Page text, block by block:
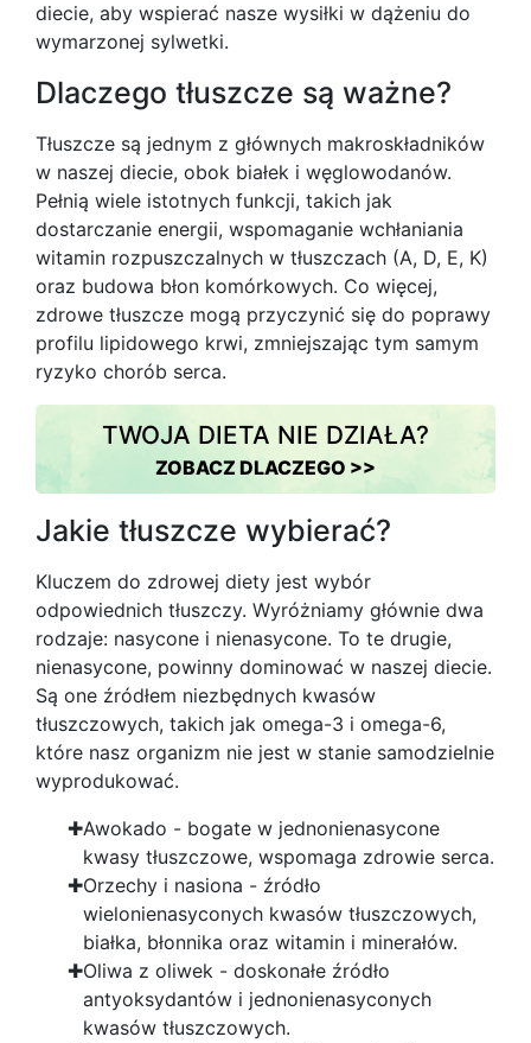
diecie, aby wspierać nasze wysiłki w dążeniu do
wymarzonej sylwetki.
Dlaczego tłuszcze są ważne?
Tłuszcze są jednym z głównych makroskładników
w naszej diecie, obok białek i węglowodanów.
Pełnią wiele istotnych funkcji, takich jak
dostarczanie energii, wspomaganie wchłaniania
witamin rozpuszczalnych w tłuszczach (A, D, E, K)
oraz budowa błon komórkowych. Co więcej,
zdrowe tłuszcze mogą przyczynić się do poprawy
profilu lipidowego krwi, zmniejszając tym samym
ryzyko chorób serca.
TWOJA DIETA NIE DZIAŁA?
ZOBACZ DLACZEGO >>
Jakie tłuszcze wybierać?
Kluczem do zdrowej diety jest wybór
odpowiednich tłuszczy. Wyróżniamy głównie dwa
rodzaje: nasycone i nienasycone. To te drugie,
nienasycone, powinny dominować w naszej diecie.
Są one źródłem niezbędnych kwasów
tłuszczowych, takich jak omega-3 i omega-6,
które nasz organizm nie jest w stanie samodzielnie
wyprodukować.
Awokado - bogate w jednonienasycone
kwasy tłuszczowe, wspomaga zdrowie serca.
Orzechy i nasiona - źródło
wielonienasyconych kwasów tłuszczowych,
białka, błonnika oraz witamin i minerałów.
Oliwa z oliwek - doskonałe źródło
antyoksydantów i jednonienasyconych
kwasów tłuszczowych.